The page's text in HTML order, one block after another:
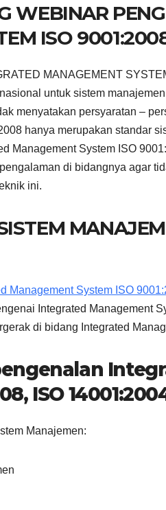
WEBINAR
ISO
MANAGEMENT
untuk sistem
menyatakan persyaratan –
hanya merupakan standar
Management System ISO
di bidangnya agar
ini.
Management System ISO
Integrated Management
di bidang Integrated
ISO
Manajemen: